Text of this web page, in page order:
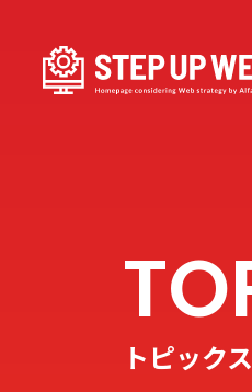
トピックス